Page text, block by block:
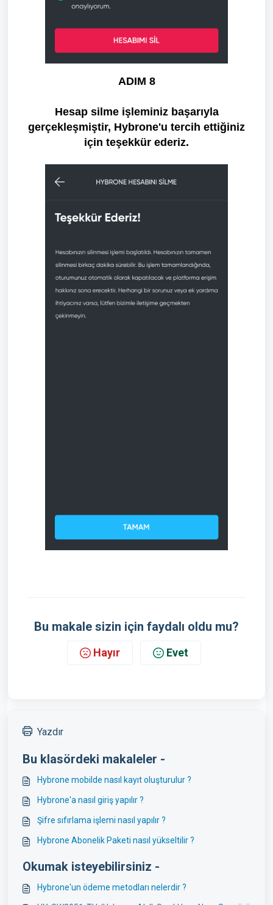
ADIM 8
Hesap silme işleminiz başarıyla
gerçekleşmiştir, Hybrone'u tercih ettiğiniz
için teşekkür ederiz.
Bu makale sizin için faydalı oldu mu?
Hayır Evet
Yazdır
Bu klasördeki makaleler -
Hybrone mobilde nasıl kayıt oluşturulur ?
Hybrone'a nasıl giriş yapılır ?
Şifre sıfırlama işlemi nasıl yapılır ?
Hybrone Abonelik Paketi nasıl yükseltilir ?
Okumak isteyebilirsiniz -
Hybrone'un ödeme metodları nelerdir ?